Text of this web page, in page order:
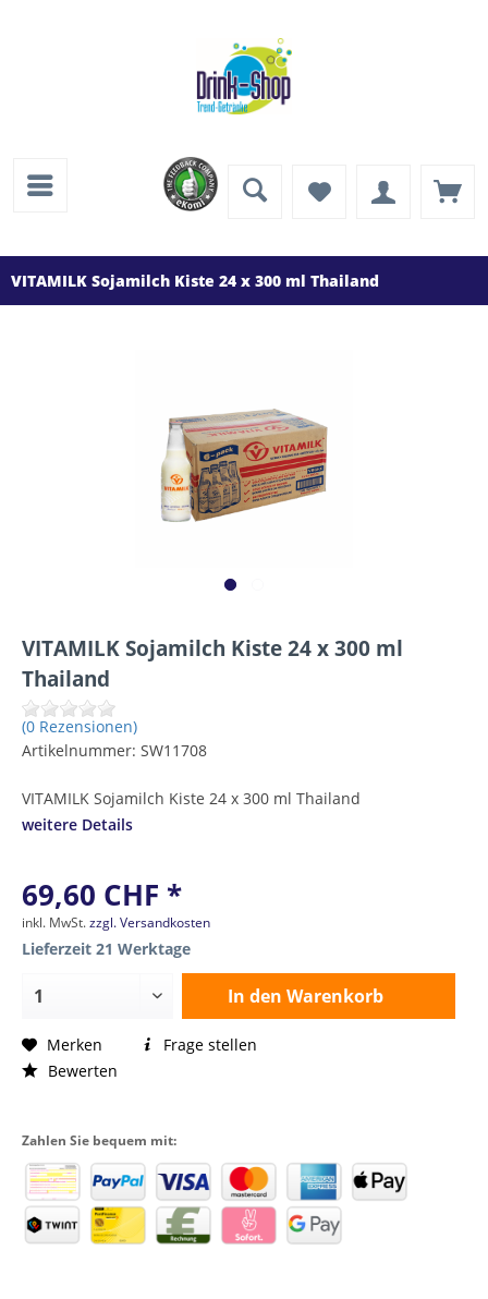
VITAMILK Sojamilch Kiste 24 x 300 ml Thailand
VITAMILK Sojamilch Kiste 24 x 300 ml
Thailand
(0 Rezensionen)
Artikelnummer: SW11708
VITAMILK Sojamilch Kiste 24 x 300 ml Thailand
weitere Details
69,60 CHF *
inkl. MwSt.zzgl. Versandkosten
Lieferzeit 21 Werktage
In den Warenkorb
Merken
Bewerten
Frage stellen
Zahlen Sie bequem mit: